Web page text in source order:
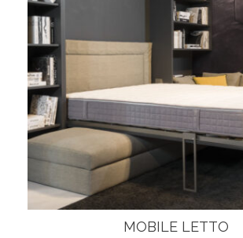
MOBILE LETTO